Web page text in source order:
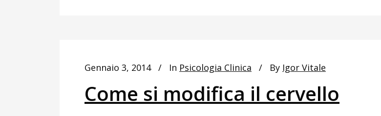
Gennaio 3, 2014 In Psicologia Clinica By Igor Vitale
Come si modifica il cervello